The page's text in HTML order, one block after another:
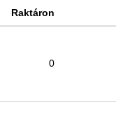
Raktáron
0